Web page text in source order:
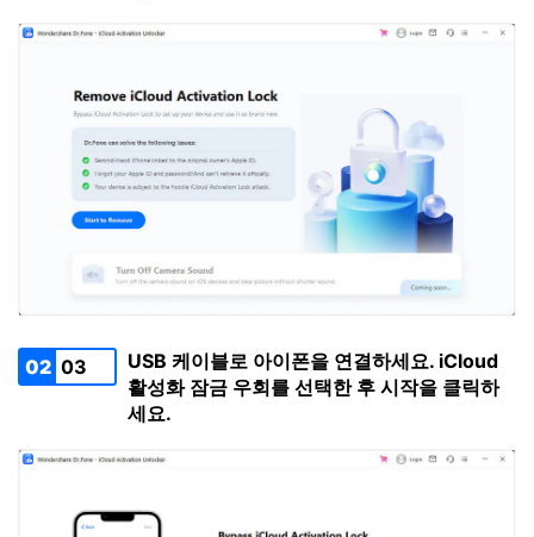
02 03
USB 케이블로 아이폰을 연결하세요. iCloud
활성화 잠금 우회를 선택한 후 시작을 클릭하
세요.